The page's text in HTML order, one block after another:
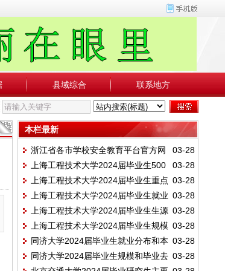
县域综合 联系地方
本栏最新
03-28
浙江省各市学校安全教育平台官方网
址
03-28
上海工程技术大学2024届毕业生500
强及行业知名企业就业情况
03-28
上海工程技术大学2024届毕业生重点
用人单位分布
03-28
上海工程技术大学2024届毕业生就业
地区分布情况
03-28
上海工程技术大学2024届毕业生生源
地分布和民族结构
03-28
上海工程技术大学2024届毕业生规模
和结构（学院、性别）
03-28
同济大学2024届毕业生就业分布和本
科生深造情况
03-28
同济大学2024届毕业生规模和毕业去